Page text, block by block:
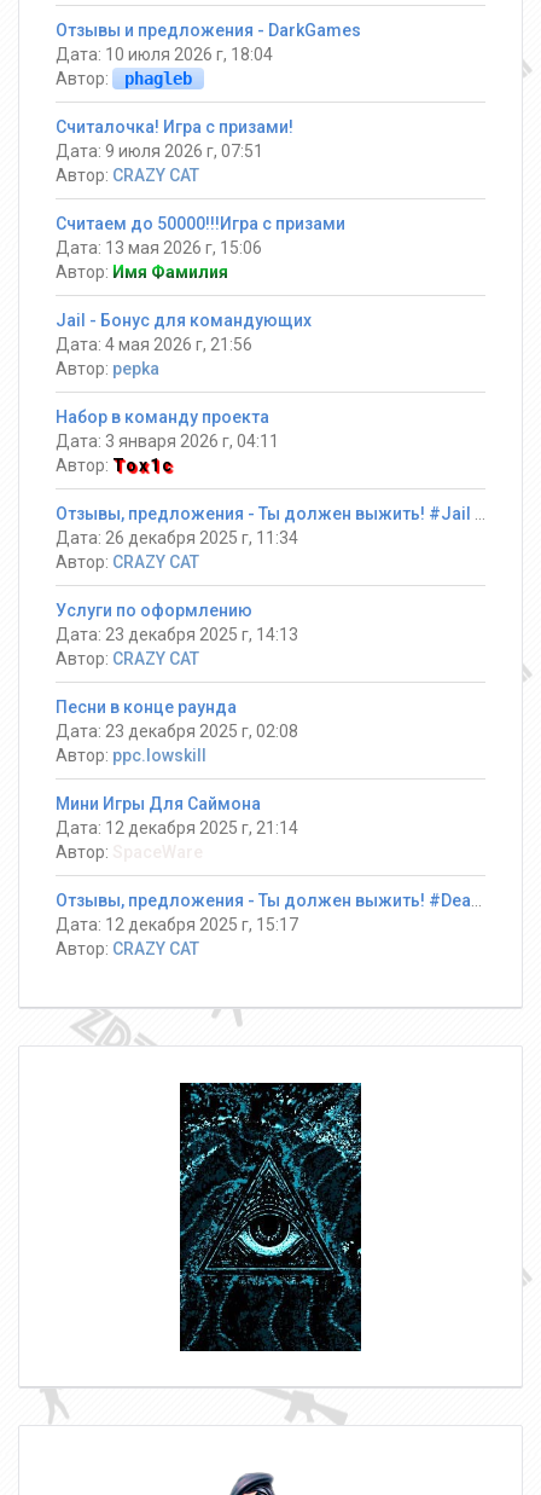
Отзывы и предложения - DarkGames
Дата: 10 июля 2026 г, 18:04
Автор:
phagleb
Считалочка! Игра с призами!
Дата: 9 июля 2026 г, 07:51
Автор: CRAZY CAT
Считаем до 50000!!!Игра с призами
Дата: 13 мая 2026 г, 15:06
Автор: Имя Фамилия
Jail - Бонус для командующих
Дата: 4 мая 2026 г, 21:56
Автор: pepka
Набор в команду проекта
Дата: 3 января 2026 г, 04:11
Автор: Tox1c
Дата: 26 декабря 2025 г, 11:34
Автор: CRAZY CAT
Услуги по оформлению
Дата: 23 декабря 2025 г, 14:13
Автор: CRAZY CAT
Песни в конце раунда
Дата: 23 декабря 2025 г, 02:08
Автор: ppc.lowskill
Мини Игры Для Саймона
Дата: 12 декабря 2025 г, 21:14
Автор:
Дата: 12 декабря 2025 г, 15:17
Автор: CRAZY CAT